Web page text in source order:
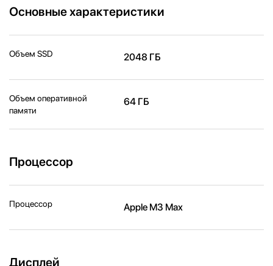
Основные характеристики
Объем SSD 2048 ГБ
Объем оперативной
памяти
64 ГБ
Процессор
Процессор Apple M3 Max
Дисплей